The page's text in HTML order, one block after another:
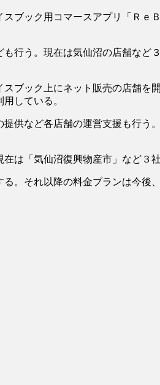
ブック用コマースアプリ「Ｒｅ
行う。現在は気仙沼の店舗など
ブック上にネット販売の店舗を
している。
供など各店舗の運営支援も行う
は「気仙沼復興物産市」など３
。それ以降の料金プランは今後